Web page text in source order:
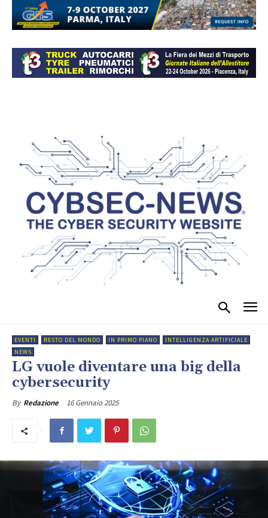
EVENTI RESTO DEL MONDO IN PRIMO PIANO
INTELLIGENZA ARTIFICIALE
NEWS
LG vuole diventare una big della
cybersecurity
By Redazione 16 Gennaio 2025